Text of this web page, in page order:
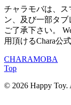
チャラモバは、ス
ン、及び一部タブ
ご了承下さい。
用頂けるChara公
CHARAMOBA
Top
© 2026 Happy Toy.